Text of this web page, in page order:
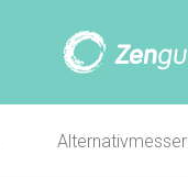
Alternativmesser